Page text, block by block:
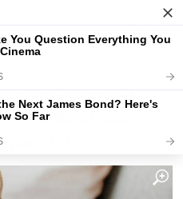
řeči? Vědci
změní váš